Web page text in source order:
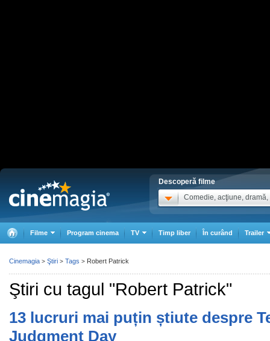
Descoperă filme
Comedie, acţiune, dramă,
Filme Program cinema TV Timp liber În curând Trailer
Ştiri cu tagul "Robert Patrick"
13 lucruri mai puțin știute despre
Judgment Day
Cinemagia > Ştiri > Tags > Robert Patrick